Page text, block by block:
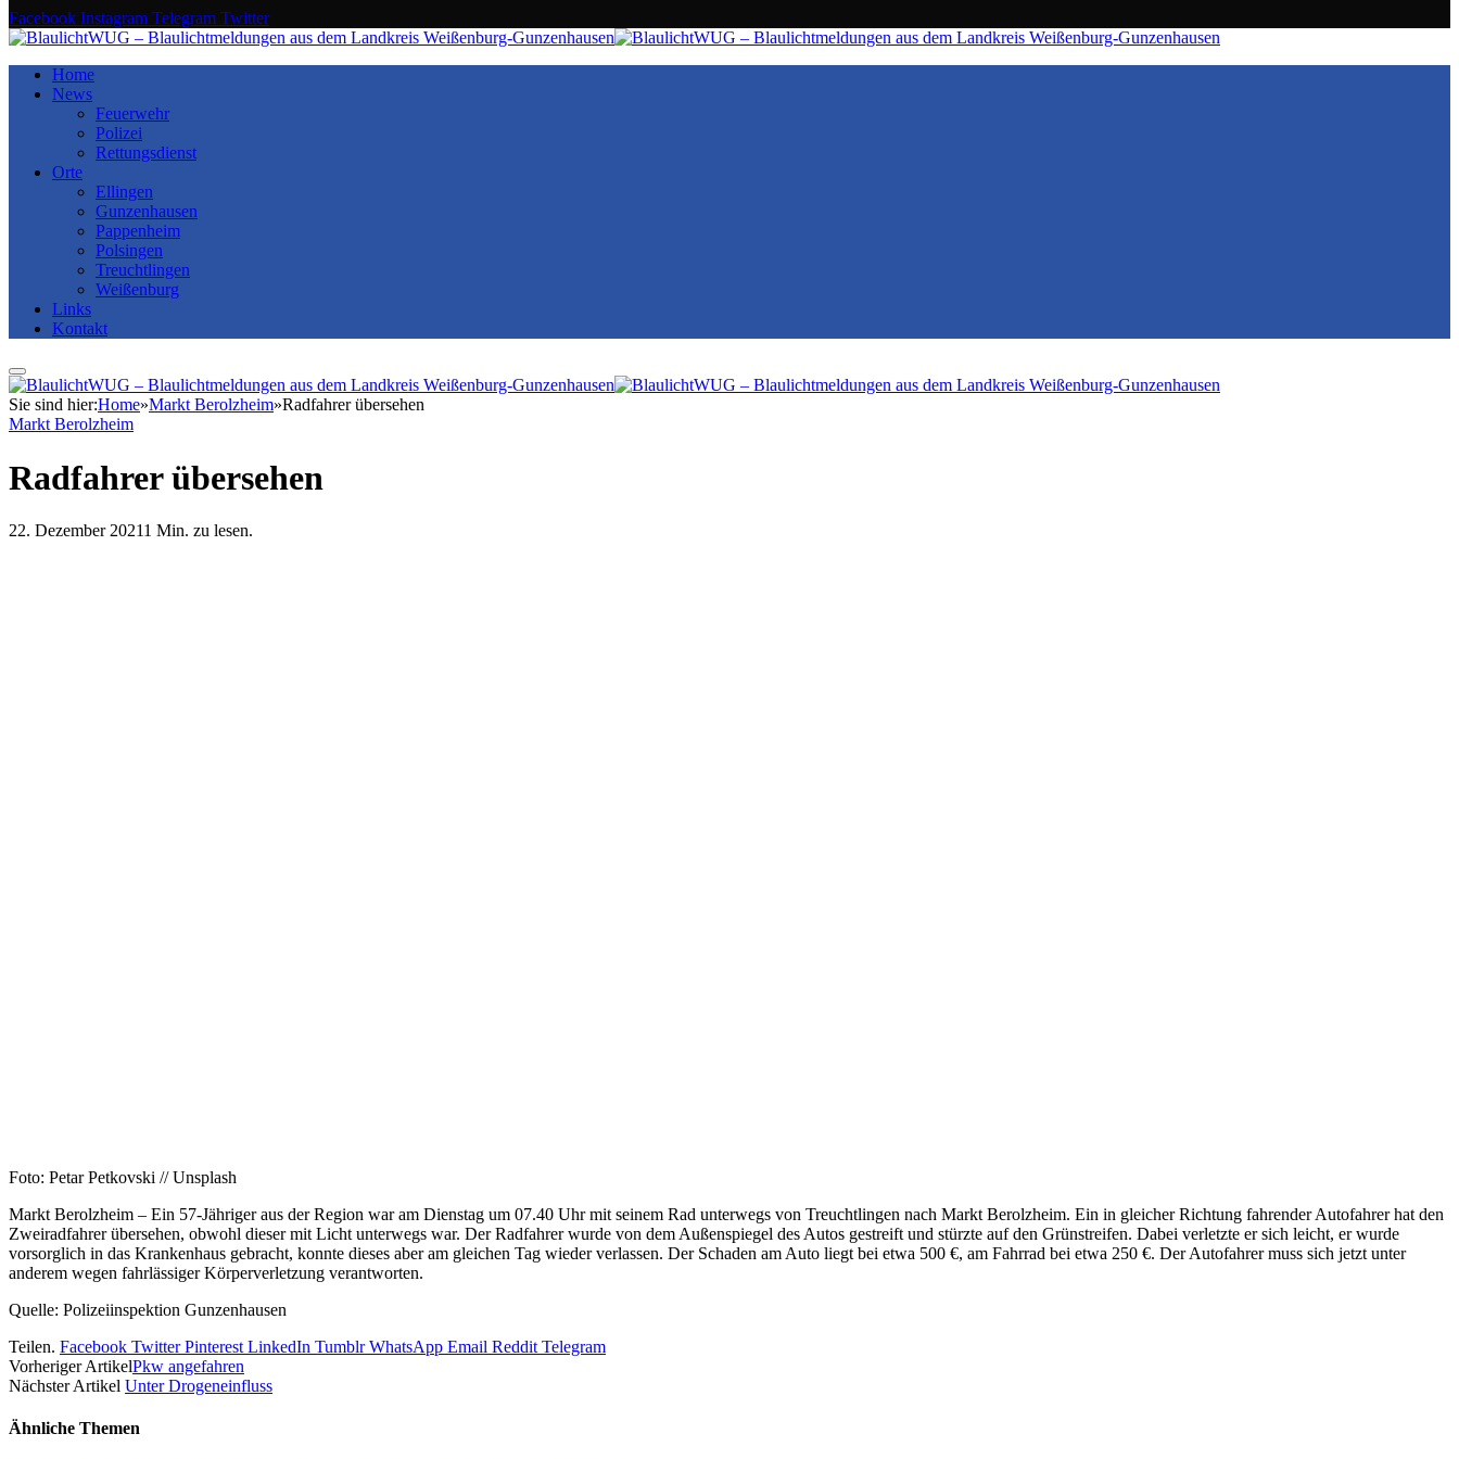
Facebook Instagram Telegram Twitter
Home
News
Feuerwehr
Polizei
Rettungsdienst
Orte
Ellingen
Gunzenhausen
Pappenheim
Polsingen
Treuchtlingen
Weißenburg
Links
Kontakt
Sie sind hier:Home»Markt Berolzheim»Radfahrer übersehen
Markt Berolzheim
Radfahrer übersehen
22. Dezember 20211 Min. zu lesen.
Foto: Petar Petkovski // Unsplash
Markt Berolzheim – Ein 57-Jähriger aus der Region war am Dienstag um 07.40 Uhr mit seinem Rad unterwegs von Treuchtlingen nach Markt Berolzheim. Ein in gleicher Richtung fahrender Autofahrer hat den
Zweiradfahrer übersehen, obwohl dieser mit Licht unterwegs war. Der Radfahrer wurde von dem Außenspiegel des Autos gestreift und stürzte auf den Grünstreifen. Dabei verletzte er sich leicht, er wurde
vorsorglich in das Krankenhaus gebracht, konnte dieses aber am gleichen Tag wieder verlassen. Der Schaden am Auto liegt bei etwa 500 €, am Fahrrad bei etwa 250 €. Der Autofahrer muss sich jetzt unter
anderem wegen fahrlässiger Körperverletzung verantworten.
Quelle: Polizeiinspektion Gunzenhausen
Teilen. Facebook Twitter Pinterest LinkedIn Tumblr WhatsApp Email Reddit Telegram
Vorheriger ArtikelPkw angefahren
Nächster Artikel Unter Drogeneinfluss
Ähnliche Themen